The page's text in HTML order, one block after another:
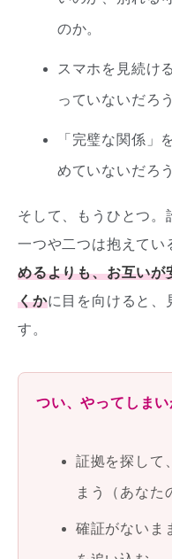
のか。
スマホを見続け
っていないだろ
「完璧な関係」
めていないだろ
そして、もうひとつ。
一つや二つは抱えてい
めるよりも、お互いが
くかに目を向けると、
す。
つい、やってしま
証拠を探して
まう（あなた
確証がないま